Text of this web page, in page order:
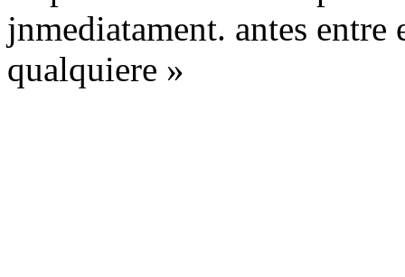
jnmediatament. antes
qualquiere »